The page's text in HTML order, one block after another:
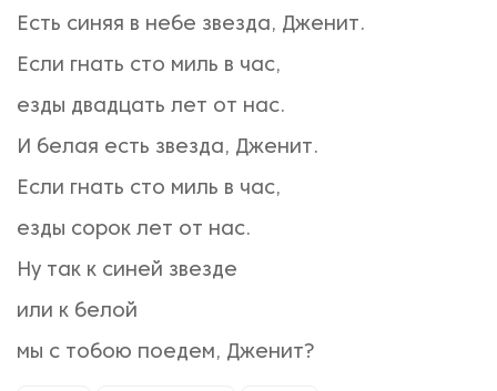
Есть синяя в небе звезда, Дженит.
Если гнать сто миль в час,
езды двадцать лет от нас.
И белая есть звезда, Дженит.
Если гнать сто миль в час,
езды сорок лет от нас.
Ну так к синей звезде
или к белой
мы с тобою поедем, Дженит?